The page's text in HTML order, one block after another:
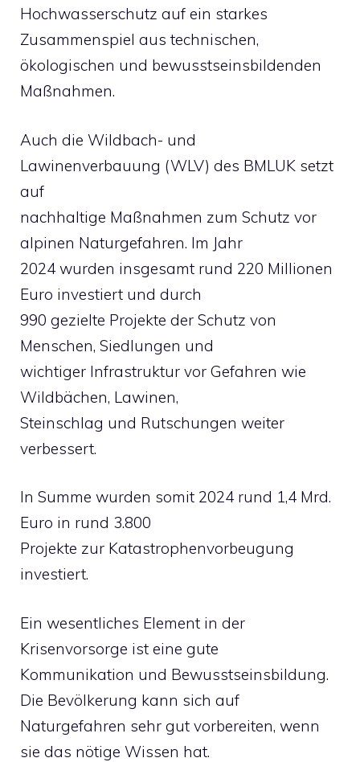
Hochwasserschutz auf ein starkes
Zusammenspiel aus technischen,
ökologischen und bewusstseinsbildenden
Maßnahmen.
Auch die Wildbach- und
Lawinenverbauung (WLV) des BMLUK setzt
auf
nachhaltige Maßnahmen zum Schutz vor
alpinen Naturgefahren. Im Jahr
2024 wurden insgesamt rund 220 Millionen
Euro investiert und durch
990 gezielte Projekte der Schutz von
Menschen, Siedlungen und
wichtiger Infrastruktur vor Gefahren wie
Wildbächen, Lawinen,
Steinschlag und Rutschungen weiter
verbessert.
In Summe wurden somit 2024 rund 1,4 Mrd.
Euro in rund 3.800
Projekte zur Katastrophenvorbeugung
investiert.
Ein wesentliches Element in der
Krisenvorsorge ist eine gute
Kommunikation und Bewusstseinsbildung.
Die Bevölkerung kann sich auf
Naturgefahren sehr gut vorbereiten, wenn
sie das nötige Wissen hat.